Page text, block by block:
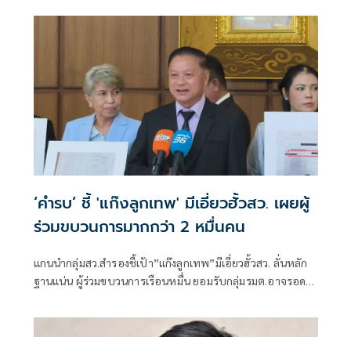
การปฏิบัติหน้าที่หรือไม่
‘คำรบ’ ชี้ 'แก๊งลูกเทพ' มีเอี่ยวฮั้วสว. เผยผู้
ร่วมขบวนการมากกว่า 2 หมื่นคน
แกนนำกลุ่มสว.สำรองชี้เป้า”แก๊งลูกเทพ”มีเอี่ยวฮั้วสว. ลั่นหลัก
ฐานแน่น ผู้ร่วมขบวนการเรือนหมื่น ยอมรับกลุ่มรมต.อาจรอด
ส่งศาลฎีกาสอย 138 สว.โดนร้องเอาผิดติดคุก!